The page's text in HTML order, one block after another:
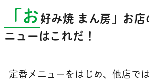
「お 好み焼 まん房」お店
ニューはこれだ！
定番メニューをはじめ、他店で